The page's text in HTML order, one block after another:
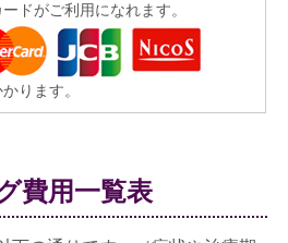
がご利用になれます。
ります。
費用一覧表